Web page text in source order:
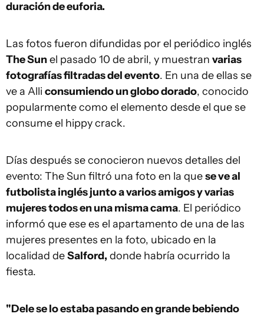
duración de euforia.
Las fotos fueron difundidas por el periódico inglés
The Sunel pasado 10 de abril, y muestran varias
fotografías filtradas del evento. En una de ellas se
ve a Alli consumiendo un globo dorado, conocido
popularmente como el elemento desde el que se
consume el hippy crack.
Días después se conocieron nuevos detalles del
evento: The Sun filtró una foto en la quese ve al
futbolista inglés junto a varios amigos y varias
mujeres todos en una misma cama. El periódico
informó que ese es el apartamento de una de las
mujeres presentes en la foto, ubicado en la
localidad deSalford, donde habría ocurrido la
fiesta.
"Dele se lo estaba pasando en grande bebiendo